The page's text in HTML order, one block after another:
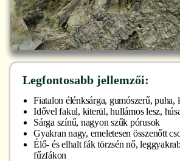
Legfontosabb jellemzői:
Fiatalon élénksárga, gumószerű, puha,
Idővel fakul, kiterül, hullámos lesz,
Sárga színű, nagyon szűk pórusok
Gyakran nagy, emeletesen összenőtt
Élő- és elhalt fák törzsén nő,
fűzfákon